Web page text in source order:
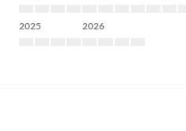
2025 2026